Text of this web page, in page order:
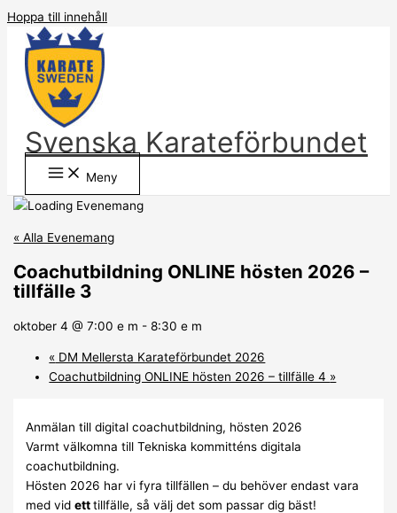
Hoppa till innehåll
Svenska Karateförbundet
Meny
« Alla Evenemang
Coachutbildning ONLINE hösten 2026 –
tillfälle 3
oktober 4 @ 7:00 e m -8:30 e m
« DM Mellersta Karateförbundet 2026
Coachutbildning ONLINE hösten 2026 – tillfälle 4 »
Anmälan till digital coachutbildning, hösten 2026
Varmt välkomna till Tekniska kommitténs digitala
coachutbildning.
Hösten 2026 har vi fyra tillfällen – du behöver endast vara
med videtttillfälle, så välj det som passar dig bäst!